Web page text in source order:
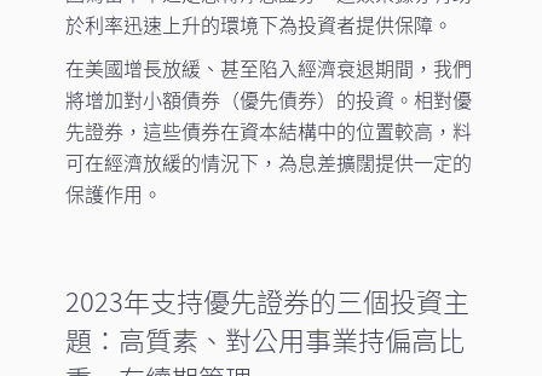
於利率迅速上升的環境下為投資者提供保障。
在美國增長放緩、甚至陷入經濟衰退期間，我們
將增加對小額債券（優先債券）的投資。相對優
先證券，這些債券在資本結構中的位置較高，料
可在經濟放緩的情況下，為息差擴闊提供一定的
保護作用。
2023年支持優先證券的三個投資主
題：高質素、對公用事業持偏高比